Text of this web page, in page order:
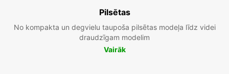
Pilsētas
No kompakta un degvielu taupoša pilsētas modeļa līdz videi
draudzīgam modelim
Vairāk